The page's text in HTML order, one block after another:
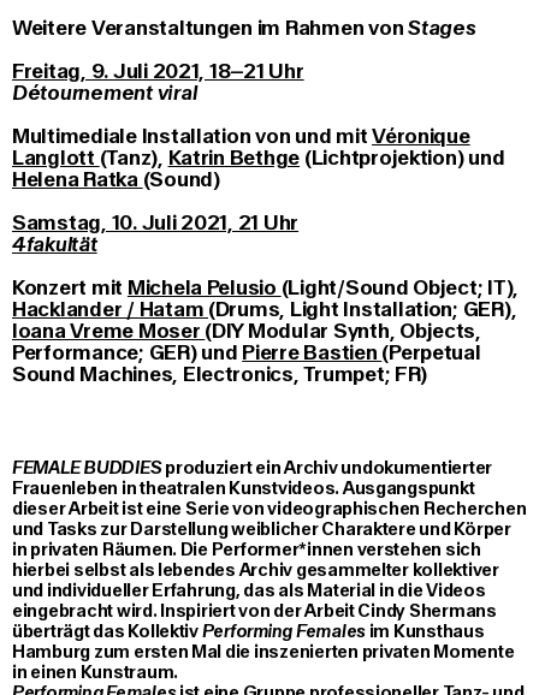
Weitere Veranstaltungen im Rahmen vonStages
Freitag, 9. Juli 2021, 18–21 Uhr
Détournement viral
Multimediale Installation von und mitVéronique
Langlott (Tanz), Katrin Bethge (Lichtprojektion) und
Helena Ratka (Sound)
Samstag, 10. Juli 2021, 21 Uhr
4fakultät
Konzert mit Michela Pelusio (Light/Sound Object; IT),
Hacklander / Hatam (Drums, Light Installation; GER),
Ioana Vreme Moser (DIY Modular Synth, Objects,
Performance; GER) und Pierre Bastien (Perpetual
Sound Machines, Electronics, Trumpet; FR)
FEMALE BUDDIESproduziert ein Archiv undokumentierter
Frauenleben in theatralen Kunstvideos. Ausgangspunkt
dieser Arbeit ist eine Serie von videographischen Recherchen
und Tasks zur Darstellung weiblicher Charaktere und Körper
in privaten Räumen. Die Performer*innen verstehen sich
hierbei selbst als lebendes Archiv gesammelter kollektiver
und individueller Erfahrung, das als Material in die Videos
eingebracht wird. Inspiriert von der Arbeit Cindy Shermans
überträgt das KollektivPerforming Femalesim Kunsthaus
Hamburg zum ersten Mal die inszenierten privaten Momente
in einen Kunstraum.